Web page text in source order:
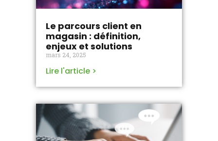
Le parcours client en
magasin : définition,
enjeux et solutions
mars 24, 2025
Lire l'article >